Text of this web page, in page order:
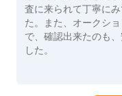
査に来られて丁寧に
た。また、オークシ
で、確認出来たのも
した。